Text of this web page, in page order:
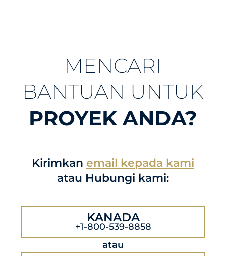
MENCARI
BANTUAN UNTUK
PROYEK ANDA?
Kirimkan email kepada kami
atau Hubungi kami:
KANADA
+1-800-539-8858
atau